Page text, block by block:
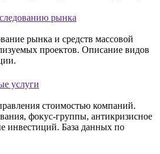
рынка
рынка и средств массовой
проектов. Описание видов
услуги
стоимостью компаний.
фокус-группы, антикризисное
инвестиций. База данных по